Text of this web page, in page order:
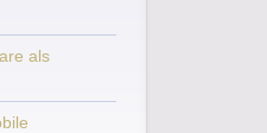
als